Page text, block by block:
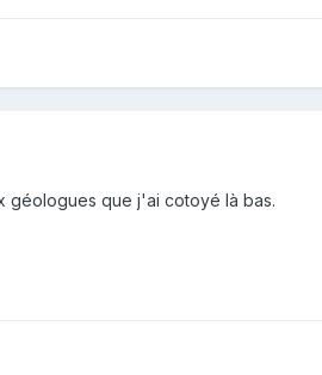
géologues que j'ai cotoyé là bas.